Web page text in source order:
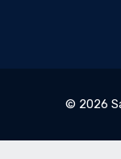
© 2026